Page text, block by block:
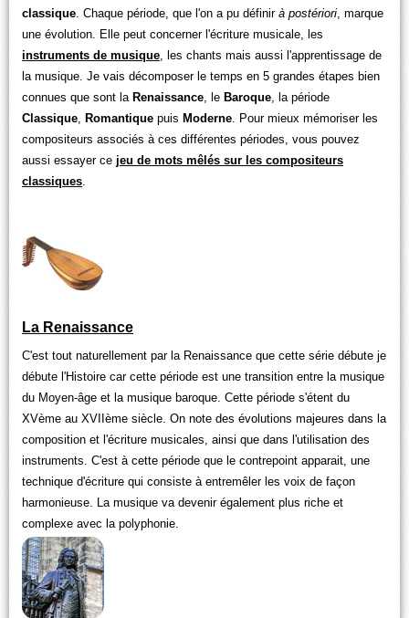
classique. Chaque période, que l'on a pu définirà postériori, marque
une évolution. Elle peut concerner l'écriture musicale, les
instruments de musique, les chants mais aussi l'apprentissage de
la musique. Je vais décomposer le temps en 5 grandes étapes bien
connues que sont la Renaissance, le Baroque, la période
Classique, Romantique puis Moderne. Pour mieux mémoriser les
compositeurs associés à ces différentes périodes, vous pouvez
aussi essayer ce jeu de mots mêlés sur les compositeurs
classiques.
La Renaissance
C'est tout naturellement par la Renaissance que cette série débute je
débute l'Histoire car cette période est une transition entre la musique
du Moyen-âge et la musique baroque. Cette période s'étent du
XVème au XVIIème siècle. On note des évolutions majeures dans la
composition et l'écriture musicales, ainsi que dans l'utilisation des
instruments. C'est à cette période que le contrepoint apparait, une
technique d'écriture qui consiste à entremêler les voix de façon
harmonieuse. La musique va devenir également plus riche et
complexe avec la polyphonie.